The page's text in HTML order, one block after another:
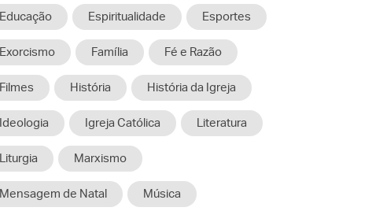
Educação Espiritualidade Esportes
Exorcismo Família Fé e Razão
Filmes História História da Igreja
Ideologia Igreja Católica Literatura
Liturgia Marxismo
Mensagem de Natal Música